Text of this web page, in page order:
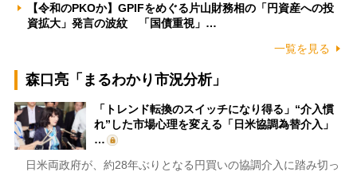
【令和のPKOか】GPIFをめぐる片山財務相の「円資産への投
資拡大」発言の波紋 「国債重視」…
一覧を見る
森口亮「まるわかり市況分析」
「トレンド転換のスイッチになり得る」“介入慣
れ”した市場心理を変える「日米協調為替介入」
…
日米両政府が、約28年ぶりとなる円買いの協調介入に踏み切っ